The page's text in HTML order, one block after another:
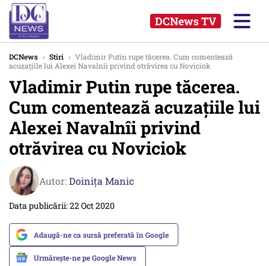
DCNews TV
DCNews › Stiri › Vladimir Putin rupe tăcerea. Cum comentează
acuzațiile lui Alexei Navalnîi privind otrăvirea cu Noviciok
Vladimir Putin rupe tăcerea.
Cum comentează acuzațiile lui
Alexei Navalnîi privind
otrăvirea cu Noviciok
Autor:Doinița Manic
Data publicării: 22 Oct 2020
Adaugă-ne ca sursă preferată în Google
Urmărește-ne pe Google News